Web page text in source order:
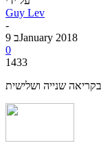
Guy Lev
-
9 בJanuary 2018
0
1433
שנייה ושלישית